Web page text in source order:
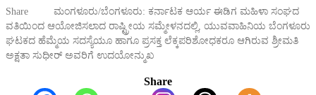
Share ಮಂಗಳೂರು/ಬೆಂಗಳೂರು: ಕರ್ನಾಟಕ ಆರ್ಯ ಈಡಿಗ ಮಹಿಳಾ ಸಂಘದ
ವತಿಯಿಂದ ಆಯೋಜಿಸಲಾದ ರಾಷ್ಟ್ರೀಯ ಸಮ್ಮೇಳನದಲ್ಲಿ, ಯುವವಾಹಿನಿಯ ಬೆಂಗಳೂರು
ಘಟಕದ ಹೆಮ್ಮೆಯ ಸದಸ್ಯೆಯೂ ಹಾಗೂ ಪ್ರಸಕ್ತ ಲೆಕ್ಕಪರಿಶೋಧಕರೂ ಆಗಿರುವ ಶ್ರೀಮತಿ
ಅಕ್ಷತಾ ಸುಧೀರ್ ಅವರಿಗೆ ಉದಯೋನ್ಮುಖ
Share